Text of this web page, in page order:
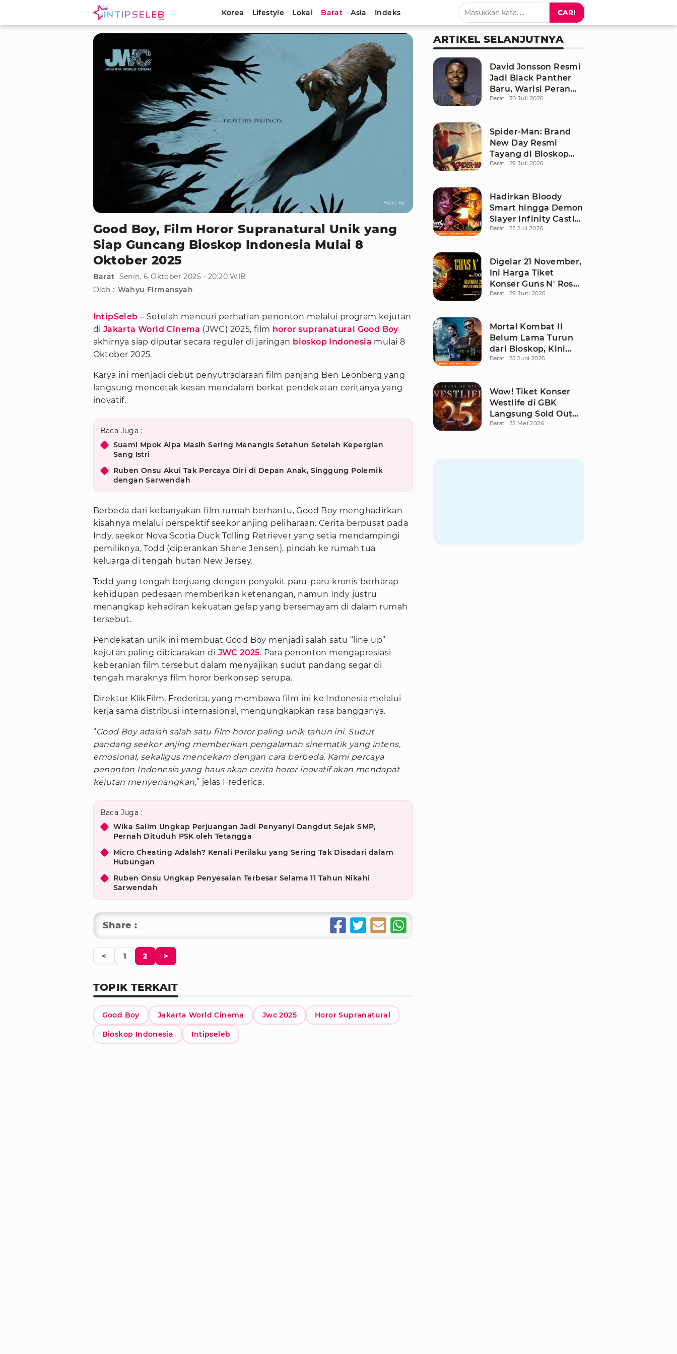
Korea Lifestyle Lokal Barat Asia Indeks CARI
Foto : Ist
Good Boy, Film Horor Supranatural Unik yang
Siap Guncang Bioskop Indonesia Mulai 8
Oktober 2025
Barat Senin, 6 Oktober 2025 - 20:20 WIB
Oleh : Wahyu Firmansyah
IntipSeleb – Setelah mencuri perhatian penonton melalui program kejutan
di Jakarta World Cinema (JWC) 2025, film horor supranatural
Good Boy
akhirnya siap diputar secara reguler di jaringan bioskop Indonesia mulai 8
Oktober 2025.
Karya ini menjadi debut penyutradaraan film panjang Ben Leonberg yang
langsung mencetak kesan mendalam berkat pendekatan ceritanya yang
inovatif.
Baca Juga :
Suami Mpok Alpa Masih Sering Menangis Setahun Setelah Kepergian
Sang Istri
Ruben Onsu Akui Tak Percaya Diri di Depan Anak, Singgung Polemik
dengan Sarwendah
Berbeda dari kebanyakan film rumah berhantu, Good Boy menghadirkan
kisahnya melalui perspektif seekor anjing peliharaan. Cerita berpusat pada
Indy, seekor Nova Scotia Duck Tolling Retriever yang setia mendampingi
pemiliknya, Todd (diperankan Shane Jensen), pindah ke rumah tua
keluarga di tengah hutan New Jersey.
Todd yang tengah berjuang dengan penyakit paru-paru kronis berharap
kehidupan pedesaan memberikan ketenangan, namun Indy justru
menangkap kehadiran kekuatan gelap yang bersemayam di dalam rumah
tersebut.
Pendekatan unik ini membuat Good Boy menjadi salah satu “line up”
kejutan paling dibicarakan di JWC 2025. Para penonton mengapresiasi
keberanian film tersebut dalam menyajikan sudut pandang segar di
tengah maraknya film horor berkonsep serupa.
Direktur KlikFilm, Frederica, yang membawa film ini ke Indonesia melalui
kerja sama distribusi internasional, mengungkapkan rasa bangganya.
“Good Boy adalah salah satu film horor paling unik tahun ini. Sudut
pandang seekor anjing memberikan pengalaman sinematik yang intens,
emosional, sekaligus mencekam dengan cara berbeda. Kami percaya
penonton Indonesia yang haus akan cerita horor inovatif akan mendapat
kejutan menyenangkan,” jelas Frederica.
Baca Juga :
Wika Salim Ungkap Perjuangan Jadi Penyanyi Dangdut Sejak SMP,
Pernah Dituduh PSK oleh Tetangga
Micro Cheating Adalah? Kenali Perilaku yang Sering Tak Disadari dalam
Hubungan
Ruben Onsu Ungkap Penyesalan Terbesar Selama 11 Tahun Nikahi
Sarwendah
Share :
< 1 2 >
TOPIK TERKAIT
Good Boy Jakarta World Cinema Jwc 2025 Horor Supranatural
Bioskop Indonesia Intipseleb
ARTIKEL SELANJUTNYA
David Jonsson Resmi
Jadi Black Panther
Baru, Warisi Peran
T'Challa di Black
Barat 30 Juli 2026
Spider-Man: Brand
New Day Resmi
Tayang di Bioskop
Indonesia, Ini
Barat 29 Juli 2026
Hadirkan Bloody
Smart hingga Demon
Slayer Infinity Castle,
Ini Daftar Tontonan
Barat 22 Juli 2026
Digelar 21 November,
Ini Harga Tiket
Konser Guns N' Roses
di Stadion Madya
Barat 29 Juni 2026
Mortal Kombat II
Belum Lama Turun
dari Bioskop, Kini
Sudah Bisa Ditonton
Barat 25 Juni 2026
Wow! Tiket Konser
Westlife di GBK
Langsung Sold Out
Kurang dari 12 Jam
Barat 25 Mei 2026